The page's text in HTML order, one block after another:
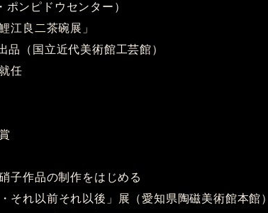
ピドウセンター）
良二茶碗展」
国立近代美術館工芸館）
任
子作品の制作をはじめる
以前それ以後」展（愛知県陶磁美術館本館）